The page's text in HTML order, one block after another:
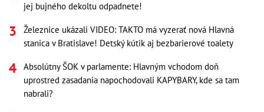
jej bujného dekoltu odpadnete!
Železnice ukázali VIDEO: TAKTO má vyzerať nová Hlavná
stanica v Bratislave! Detský kútik aj bezbarierové toalety
Absolútny ŠOK v parlamente: Hlavným vchodom doň
uprostred zasadania napochodovali KAPYBARY, kde sa tam
nabrali?